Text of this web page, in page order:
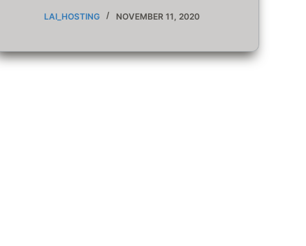
LAI_HOSTING NOVEMBER 11, 2020